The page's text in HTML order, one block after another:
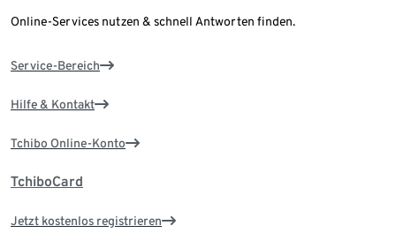
Online-Services nutzen & schnell Antworten finden.
Service-Bereich
Hilfe & Kontakt
Tchibo Online-Konto
TchiboCard
Jetzt kostenlos registrieren